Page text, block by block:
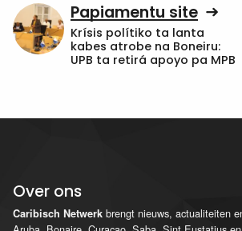
Papiamentu site
Krísis polítiko ta lanta
kabes atrobe na Boneiru:
UPB ta retirá apoyo pa MPB
Over ons
Caribisch Netwerk brengt nieuws, actualiteiten